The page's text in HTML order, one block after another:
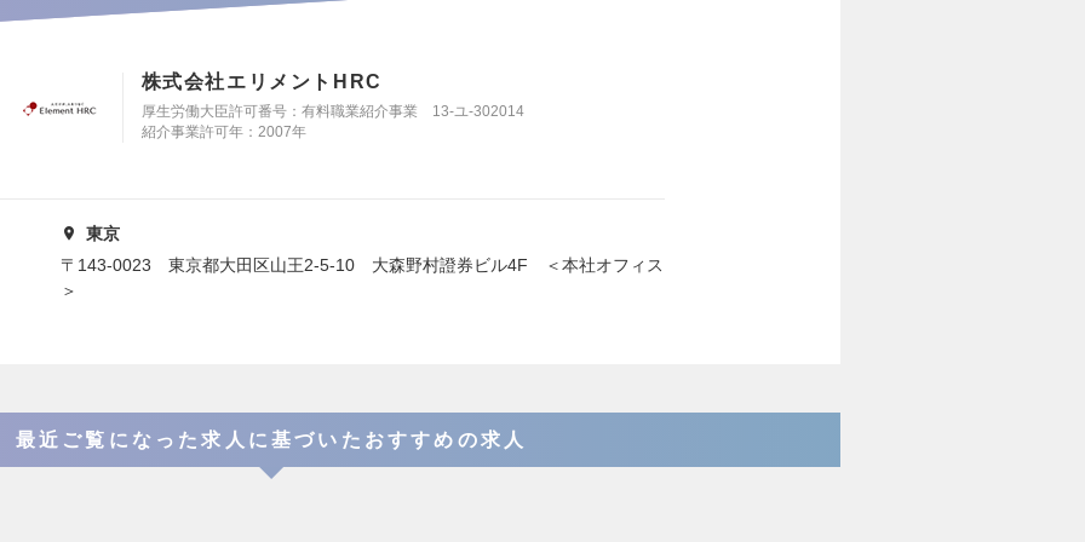
株式会社エリメントHRC
厚生労働大臣許可番号：有料職業紹介事業 13-ユ-302014
紹介事業許可年：2007年
東京
〒143-0023 東京都大田区山王2-5-10 大森野村證券ビル4F ＜本社オフィス
＞
最近ご覧になった求人に基づいたおすすめの求人